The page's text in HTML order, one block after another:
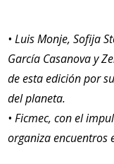
• Luis Monje, Sofija
García Casanova y
de esta edición por
del planeta.
• Ficmec, con el
organiza encuentros